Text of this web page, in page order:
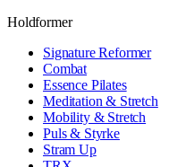
Holdformer
Signature Reformer
Combat
Essence Pilates
Meditation & Stretch
Mobility & Stretch
Puls & Styrke
Stram Up